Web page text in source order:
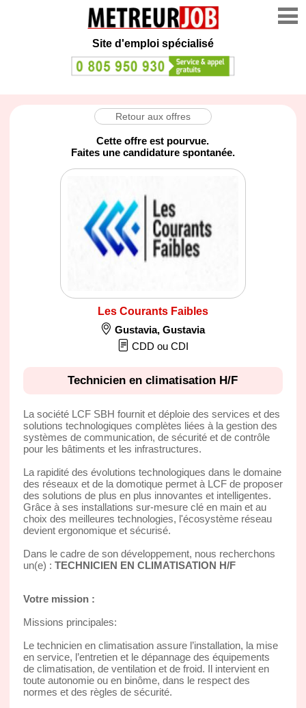
Site d'emploi spécialisé
Retour aux offres
Cette offre est pourvue.
Faites une candidature spontanée.
Les Courants Faibles
Gustavia,Gustavia
CDD ou CDI
Technicien en climatisation H/F
La société LCF SBH fournit et déploie des services et des
solutions technologiques complètes liées à la gestion des
systèmes de communication, de sécurité et de contrôle
pour les bâtiments et les infrastructures.
La rapidité des évolutions technologiques dans le domaine
des réseaux et de la domotique permet à LCF de proposer
des solutions de plus en plus innovantes et intelligentes.
Grâce à ses installations sur-mesure clé en main et au
choix des meilleures technologies, l'écosystème réseau
devient ergonomique et sécurisé.
Dans le cadre de son développement, nous recherchons
un(e) : TECHNICIEN EN CLIMATISATION H/F
Votre mission :
Missions principales:
Le technicien en climatisation assure l’installation, la mise
en service, l’entretien et le dépannage des équipements
de climatisation, de ventilation et de froid. Il intervient en
toute autonomie ou en binôme, dans le respect des
normes et des règles de sécurité.